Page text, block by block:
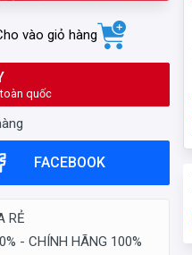
vào giỏ hàng
quốc
FACEBOOK
RẺ
- CHÍNH HÃNG 100%